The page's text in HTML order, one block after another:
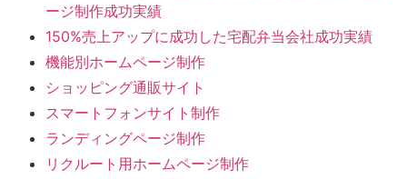
ージ制作成功実績
150%売上アップに成功した宅配弁当会社成功実績
機能別ホームページ制作
ショッピング通販サイト
スマートフォンサイト制作
ランディングページ制作
リクルート用ホームページ制作